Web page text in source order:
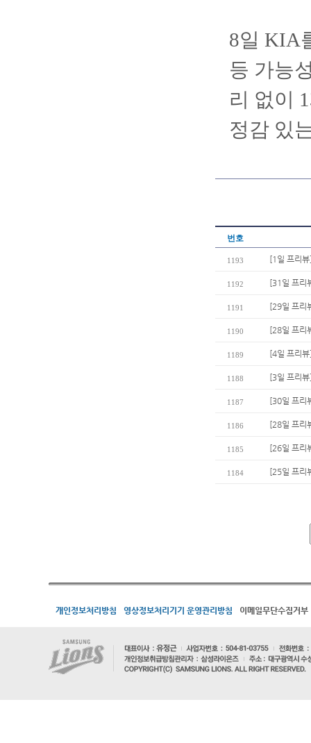
8일 KIA
등 가능
리 없이
정감 있
번호
1193 [1일 프리
1192 [31일 프리
1191 [29일 프리
1190 [28일 프리
1189 [4일 프리
1188 [3일 프리
1187 [30일 프리
1186 [28일 프리
1185 [26일 프리
1184 [25일 프리
개인정보처리방침 영상정보처리기기 운영관리방침 이메일무단수집거부